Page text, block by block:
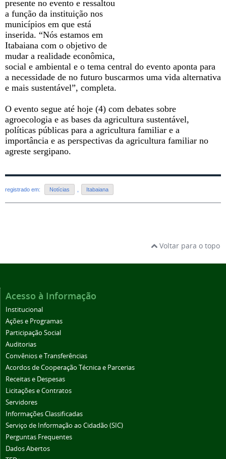
presente no evento e ressaltou
a função da instituição nos
municípios em que está
inserida. “Nós estamos em
Itabaiana com o objetivo de
mudar a realidade econômica,
social e ambiental e o tema central do evento aponta para
a necessidade de no futuro buscarmos uma vida alternativa
e mais sustentável”, completa.
O evento segue até hoje (4) com debates sobre
agroecologia e as bases da agricultura sustentável,
políticas públicas para a agricultura familiar e a
importância e as perspectivas da agricultura familiar no
agreste sergipano.
registrado em: Notícias Itabaiana
Voltar para o topo
Acesso à Informação
Institucional
Ações e Programas
Participação Social
Auditorias
Convênios e Transferências
Acordos de Cooperação Técnica e Parcerias
Receitas e Despesas
Licitações e Contratos
Servidores
Informações Classificadas
Serviço de Informação ao Cidadão (SIC)
Perguntas Frequentes
Dados Abertos